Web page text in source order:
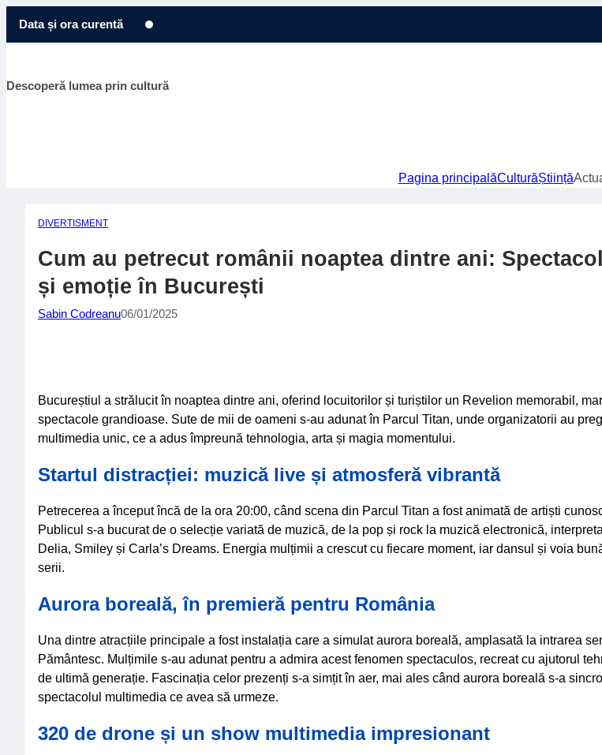
Data și ora curentă
Descoperă lumea prin cultură
Pagina principalăCulturăȘtiință
DIVERTISMENT
Cum au petrecut românii noaptea dintre ani:
și emoție în București
Sabin Codreanu06/01/2025
Bucureștiul a strălucit în noaptea dintre ani, oferind locuitorilor și turiștilor un Revelion memorabil,
spectacole grandioase. Sute de mii de oameni s-au adunat în Parcul Titan, unde organizatorii au
multimedia unic, ce a adus împreună tehnologia, arta și magia momentului.
Startul distracției: muzică live și atmosferă vibrantă
Petrecerea a început încă de la ora 20:00, când scena din Parcul Titan a fost animată de artiști
Publicul s-a bucurat de o selecție variată de muzică, de la pop și rock la muzică electronică,
Delia, Smiley și Carla’s Dreams. Energia mulțimii a crescut cu fiecare moment, iar dansul și voia
serii.
Aurora boreală, în premieră pentru România
Una dintre atracțiile principale a fost instalația care a simulat aurora boreală, amplasată la intrarea
Pământesc. Mulțimile s-au adunat pentru a admira acest fenomen spectaculos, recreat cu ajutorul
de ultimă generație. Fascinația celor prezenți s-a simțit în aer, mai ales când aurora boreală s-a
spectacolul multimedia ce avea să urmeze.
320 de drone și un show multimedia impresionant